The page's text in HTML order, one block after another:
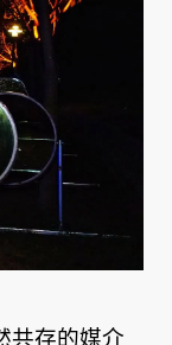
共存的媒介